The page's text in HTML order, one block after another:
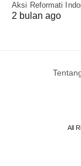
Aksi Reformati
2 bulan ago
All